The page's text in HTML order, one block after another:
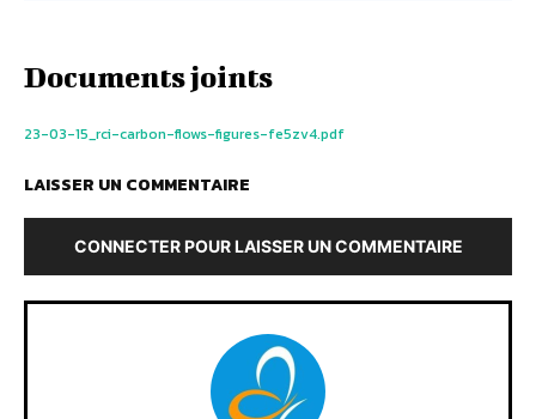
Documents joints
23-03-15_rci-carbon-flows-figures-fe5zv4.pdf
LAISSER UN COMMENTAIRE
CONNECTER POUR LAISSER UN COMMENTAIRE